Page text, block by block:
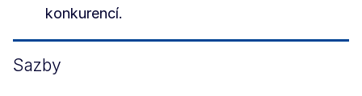
konkurencí.
Sazby